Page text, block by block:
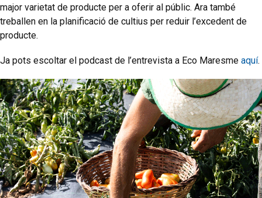
major varietat de producte per a oferir al públic. Ara també
treballen en la planificació de cultius per reduir l’excedent de
producte.
Ja pots escoltar el podcast de l’entrevista a Eco Maresme aquí.